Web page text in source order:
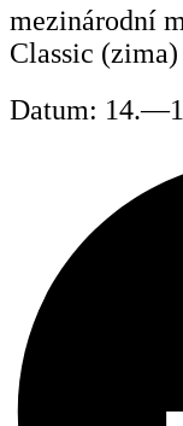
mezinárodní
Classic (zima)
Datum: